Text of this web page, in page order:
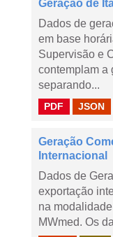
Geração de
Dados de
em base
Supervisão e
contemplam a
separando...
PDF JSON
Geração
Internacional
Dados de
exportação
na
MWmed. Os